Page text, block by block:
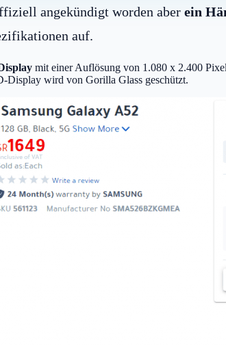
angekündigt worden aberein
auf.
mit einer Auflösung von 1.080 x 2.400
Display wird von Gorilla Glass geschützt.